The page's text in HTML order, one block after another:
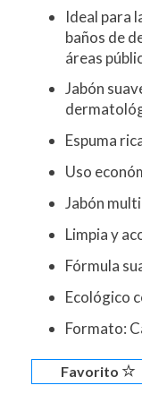
Ideal para
baños de
áreas
Jabón
Espuma
Uso
Jabón
Limpia y
Fórmula
Ecológico
Formato:
Favorito